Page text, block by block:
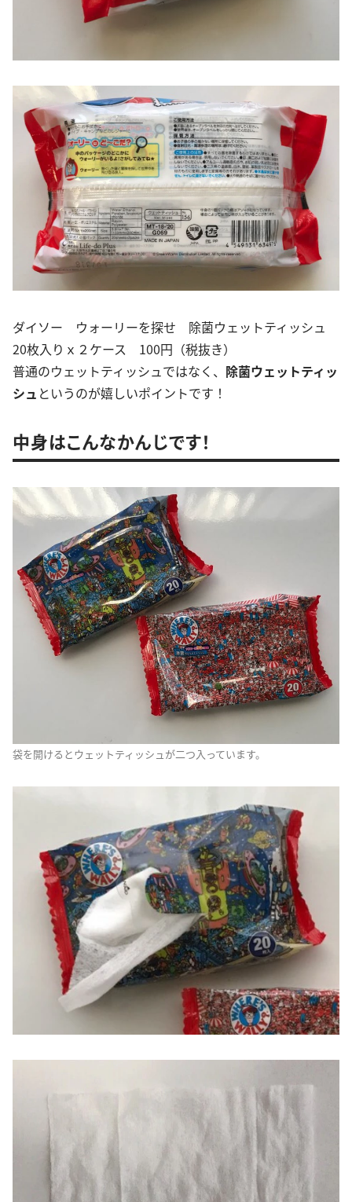
ダイソー ウォーリーを探せ 除菌ウェットティッシュ
20枚入りｘ２ケース 100円（税抜き）
普通のウェットティッシュではなく、 除菌ウェットティッ
シュ というのが嬉しいポイントです！
中身はこんなかんじです！
袋を開けるとウェットティッシュが二つ入っています。